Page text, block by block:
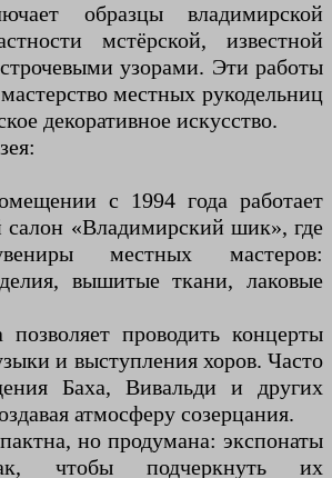
образцы владимирской
мстёрской, известной
узорами. Эти работы
местных рукодельниц
декоративное искусство.
с 1994 года работает
салон «Владимирский шик», где
местных мастеров:
вышитые ткани, лаковые
позволяет проводить концерты
и выступления хоров. Часто
Баха, Вивальди и других
атмосферу созерцания.
но продумана: экспонаты
чтобы подчеркнуть их